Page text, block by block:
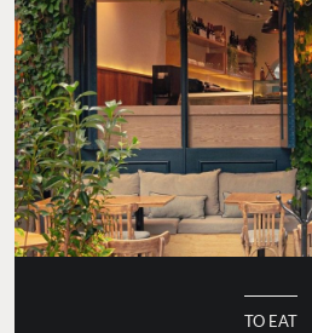
TO EAT